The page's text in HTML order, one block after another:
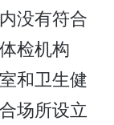
没有符合
检机构
和卫生健
场所设立